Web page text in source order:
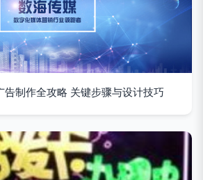
制作全攻略 关键步骤与设计技巧